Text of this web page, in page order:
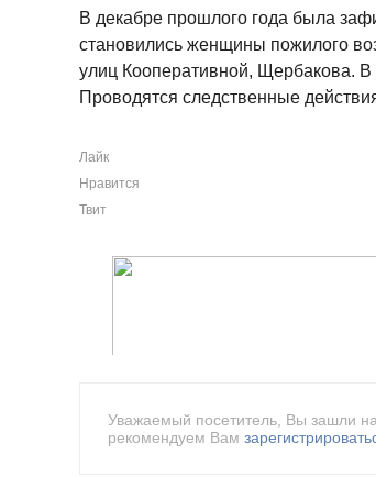
В декабре прошлого года была
становились женщины пожилого
улиц Кооперативной, Щербакова.
Проводятся следственные
Лайк
Нравится
Твит
Уважаемый посетитель, Вы зашли
рекомендуем Вам